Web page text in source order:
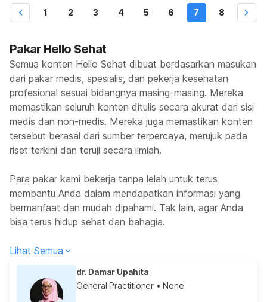
1 2 3 4 5 6 7 8
Pakar Hello Sehat
Semua konten Hello Sehat dibuat berdasarkan masukan
dari pakar medis, spesialis, dan pekerja kesehatan
profesional sesuai bidangnya masing-masing. Mereka
memastikan seluruh konten ditulis secara akurat dari sisi
medis dan non-medis. Mereka juga memastikan konten
tersebut berasal dari sumber terpercaya, merujuk pada
riset terkini dan teruji secara ilmiah.
Para pakar kami bekerja tanpa lelah untuk terus
membantu Anda dalam mendapatkan informasi yang
bermanfaat dan mudah dipahami. Tak lain, agar Anda
bisa terus hidup sehat dan bahagia.
Lihat Semua
dr. Damar Upahita
General Practitioner • None